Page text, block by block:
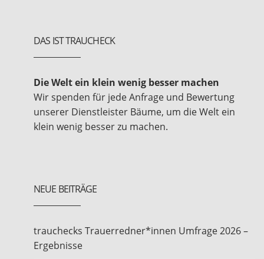
DAS IST TRAUCHECK
Die Welt ein klein wenig besser machen
Wir spenden für jede Anfrage und Bewertung
unserer Dienstleister Bäume, um die Welt ein
klein wenig besser zu machen.
NEUE BEITRÄGE
trauchecks Trauerredner*innen Umfrage 2026 –
Ergebnisse